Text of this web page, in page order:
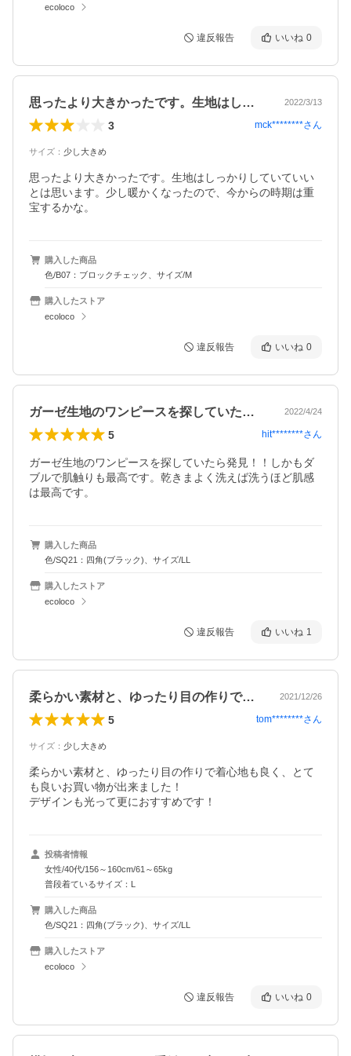
ecoloco
違反報告 いいね 0
思ったより大きかったです。生地はしっか… 2022/3/13
3 mck********さん
サイズ ： 少し大きめ
思ったより大きかったです。生地はしっかりしていていい
とは思います。少し暖かくなったので、今からの時期は重
宝するかな。
購入した商品
色/B07：ブロックチェック、サイズ/M
購入したストア
ecoloco
違反報告 いいね 0
ガーゼ生地のワンピースを探していたら発… 2022/4/24
5 hit********さん
ガーゼ生地のワンピースを探していたら発見！！しかもダ
ブルで肌触りも最高です。乾きまよく洗えば洗うほど肌感
は最高です。
購入した商品
色/SQ21：四角(ブラック)、サイズ/LL
購入したストア
ecoloco
違反報告 いいね 1
柔らかい素材と、ゆったり目の作りで着心… 2021/12/26
5 tom********さん
サイズ ： 少し大きめ
柔らかい素材と、ゆったり目の作りで着心地も良く、とて
も良いお買い物が出来ました！
デザインも光って更におすすめです！
投稿者情報
女性/40代/156～160cm/61～65kg
普段着ているサイズ：L
購入した商品
色/SQ21：四角(ブラック)、サイズ/LL
購入したストア
ecoloco
違反報告 いいね 0